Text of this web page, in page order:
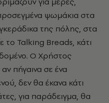
ψωμάκια στα
της πόλης, στα
το Talking Breads, κάτι
O Χρήστος
πήγαινα σε ένα
δεν θα έκανα κάτι
για παράδειγμα, θα